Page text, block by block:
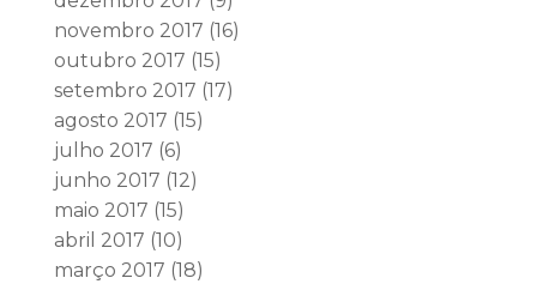
novembro 2017 (16)
outubro 2017 (15)
setembro 2017 (17)
agosto 2017 (15)
julho 2017 (6)
junho 2017 (12)
maio 2017 (15)
abril 2017 (10)
março 2017 (18)